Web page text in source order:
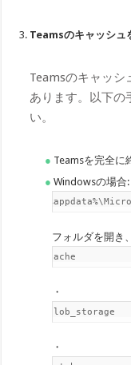
Teamsのキャッシュ
Teamsのキャッシ
あります。以下の
い。
Teamsを完全に
Windowsの場合:
フォルダを開き、
Cache
・
blob_storage
・